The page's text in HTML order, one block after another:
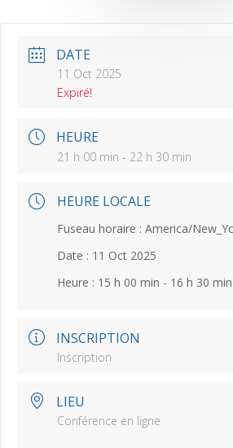
DATE
11 Oct 2025
Expiré!
HEURE
21 h 00 min - 22 h 30 min
HEURE LOCALE
Fuseau horaire : America/
Date : 11 Oct 2025
Heure : 15 h 00 min - 16 h 30 min
INSCRIPTION
Inscription
LIEU
Conférence en ligne